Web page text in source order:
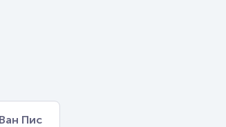
Ван Пис